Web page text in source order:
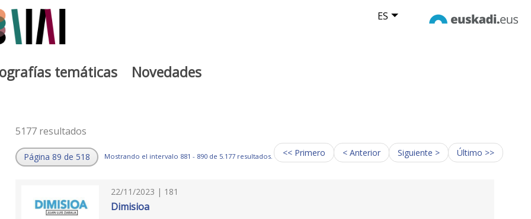
ES
temáticas Novedades
5177 resultados
Página 89 de 518 Mostrando el intervalo 881 - 890 de 5.177 resultados. << Primero < Anterior Siguiente > Último >>
22/11/2023 | 181
Dimisioa